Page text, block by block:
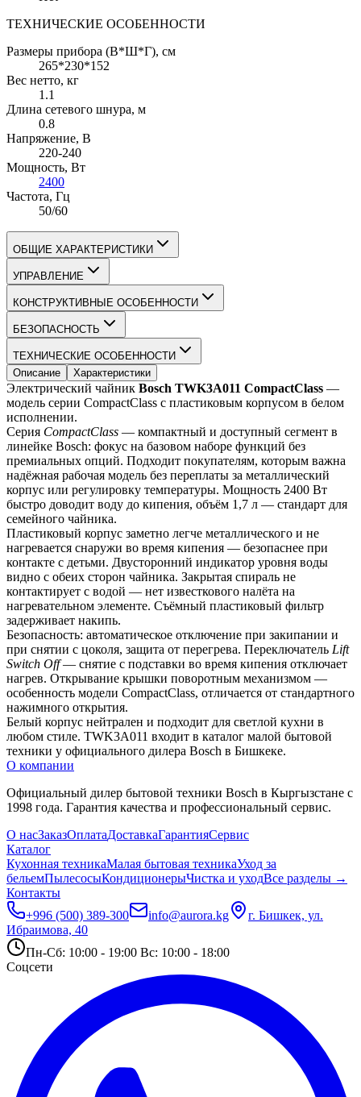
ТЕХНИЧЕСКИЕ ОСОБЕННОСТИ
Размеры прибора (В*Ш*Г), см
265*230*152
Вес нетто, кг
1.1
Длина сетевого шнура, м
0.8
Напряжение, В
220-240
Мощность, Вт
2400
Частота, Гц
50/60
ОБЩИЕ ХАРАКТЕРИСТИКИ
УПРАВЛЕНИЕ
КОНСТРУКТИВНЫЕ ОСОБЕННОСТИ
БЕЗОПАСНОСТЬ
ТЕХНИЧЕСКИЕ ОСОБЕННОСТИ
Описание
Характеристики
Электрический чайник Bosch TWK3A011 CompactClass —
модель серии CompactClass с пластиковым корпусом в белом
исполнении.
Серия CompactClass — компактный и доступный сегмент в
линейке Bosch: фокус на базовом наборе функций без
премиальных опций. Подходит покупателям, которым важна
надёжная рабочая модель без переплаты за металлический
корпус или регулировку температуры. Мощность 2400 Вт
быстро доводит воду до кипения, объём 1,7 л — стандарт для
семейного чайника.
Пластиковый корпус заметно легче металлического и не
нагревается снаружи во время кипения — безопаснее при
контакте с детьми. Двусторонний индикатор уровня воды
видно с обеих сторон чайника. Закрытая спираль не
контактирует с водой — нет известкового налёта на
нагревательном элементе. Съёмный пластиковый фильтр
задерживает накипь.
Безопасность: автоматическое отключение при закипании и
при снятии с цоколя, защита от перегрева. Переключатель Lift
Switch Off — снятие с подставки во время кипения отключает
нагрев. Открывание крышки поворотным механизмом —
особенность модели CompactClass, отличается от стандартного
нажимного открытия.
Белый корпус нейтрален и подходит для светлой кухни в
любом стиле. TWK3A011 входит в каталог малой бытовой
техники у официального дилера Bosch в Бишкеке.
О компании
Официальный дилер бытовой техники Bosch в Кыргызстане с
1998 года. Гарантия качества и профессиональный сервис.
О насЗаказОплатаДоставкаГарантияСервис
Каталог
Кухонная техникаМалая бытовая техникаУход за
бельемПылесосыКондиционерыЧистка и уходВсе разделы →
Контакты
+996 (500) 389-300
info@aurora.kg
г. Бишкек, ул.
Ибраимова, 40
Пн-Сб: 10:00 - 19:00 Вс: 10:00 - 18:00
Соцсети